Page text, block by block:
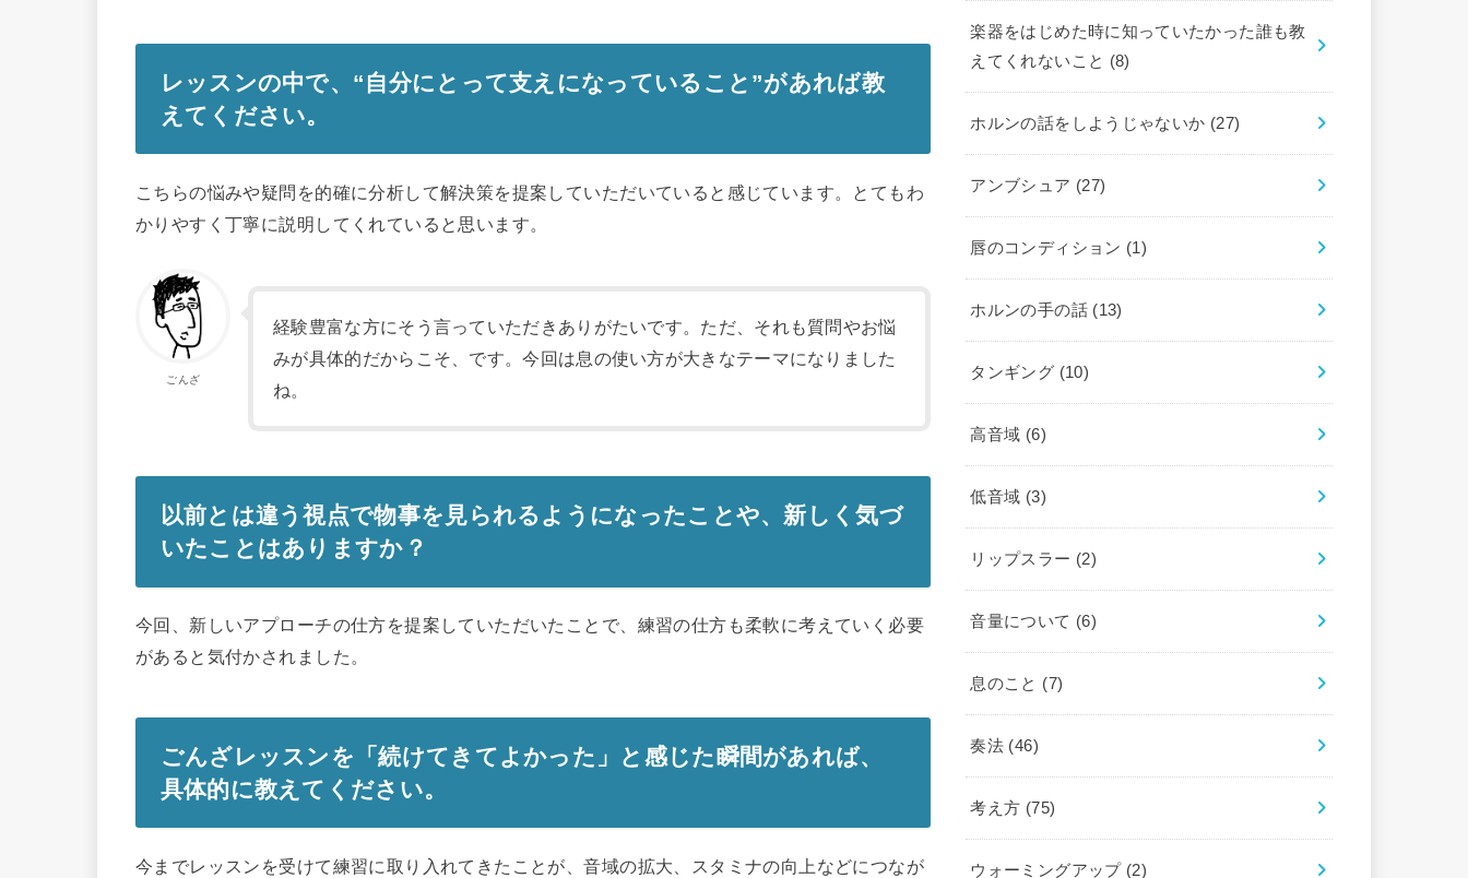
レッスンの中で、“自分にとって支えになっていること”があれば教
えてください。
こちらの悩みや疑問を的確に分析して解決策を提案していただいていると感じています。とてもわ
かりやすく丁寧に説明してくれていると思います。
ごんざ
経験豊富な方にそう言っていただきありがたいです。ただ、それも質問やお悩
みが具体的だからこそ、です。今回は息の使い方が大きなテーマになりました
ね。
以前とは違う視点で物事を見られるようになったことや、新しく気づ
いたことはありますか？
今回、新しいアプローチの仕方を提案していただいたことで、練習の仕方も柔軟に考えていく必要
があると気付かされました。
ごんざレッスンを「続けてきてよかった」と感じた瞬間があれば、
具体的に教えてください。
今までレッスンを受けて練習に取り入れてきたことが、音域の拡大、スタミナの向上などにつなが
楽器をはじめた時に知っていたかった誰も教
えてくれないこと (8)
ホルンの話をしようじゃないか (27)
アンブシュア (27)
唇のコンディション (1)
ホルンの手の話 (13)
タンギング (10)
高音域 (6)
低音域 (3)
リップスラー (2)
音量について (6)
息のこと (7)
奏法 (46)
考え方 (75)
ウォーミングアップ (2)